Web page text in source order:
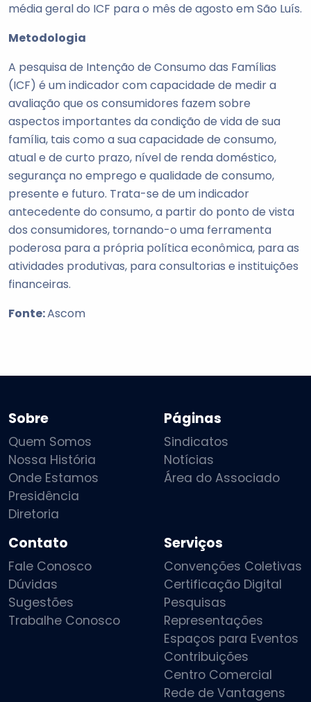
média geral do ICF para o mês de agosto em São Luís.
Metodologia
A pesquisa de Intenção de Consumo das Famílias
(ICF) é um indicador com capacidade de medir a
avaliação que os consumidores fazem sobre
aspectos importantes da condição de vida de sua
família, tais como a sua capacidade de consumo,
atual e de curto prazo, nível de renda doméstico,
segurança no emprego e qualidade de consumo,
presente e futuro. Trata-se de um indicador
antecedente do consumo, a partir do ponto de vista
dos consumidores, tornando-o uma ferramenta
poderosa para a própria política econômica, para as
atividades produtivas, para consultorias e instituições
financeiras.
Fonte:Ascom
Sobre
Quem Somos
Nossa História
Onde Estamos
Presidência
Diretoria
Páginas
Sindicatos
Notícias
Área do Associado
Contato
Fale Conosco
Dúvidas
Sugestões
Trabalhe Conosco
Serviços
Convenções Coletivas
Certificação Digital
Pesquisas
Representações
Espaços para Eventos
Contribuições
Centro Comercial
Rede de Vantagens